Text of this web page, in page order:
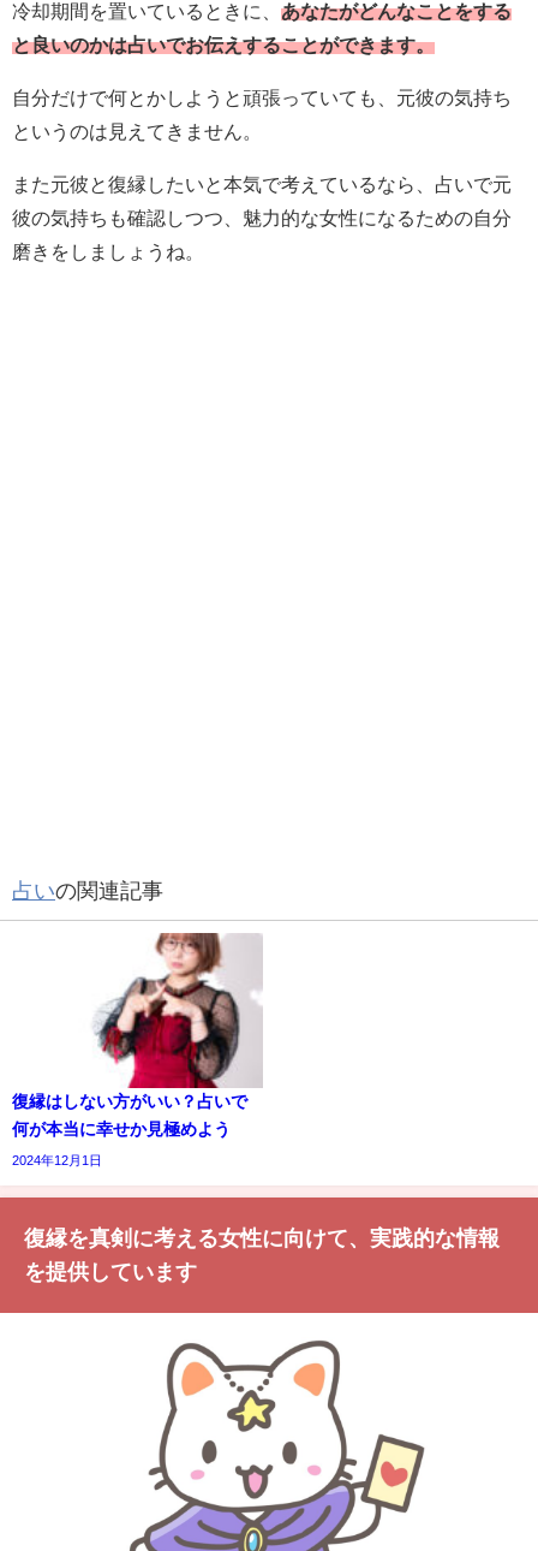
冷却期間を置いているときに、 あなたがどんなことをする
と良いのかは占いでお伝えすることができます。
自分だけで何とかしようと頑張っていても、元彼の気持ち
というのは見えてきません。
また元彼と復縁したいと本気で考えているなら、占いで元
彼の気持ちも確認しつつ、魅力的な女性になるための自分
磨きをしましょうね。
占いの関連記事
復縁はしない方がいい？占いで
何が本当に幸せか見極めよう
2024年12月1日
復縁を真剣に考える女性に向けて、実践的な情報
を提供しています